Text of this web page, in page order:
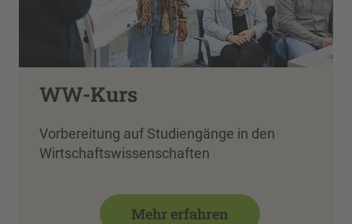
WW-Kurs
Vorbereitung auf Studiengänge in den
Wirtschaftswissenschaften
Mehr erfahren